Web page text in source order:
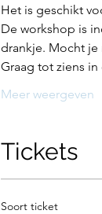
Het is geschikt
De workshop is
drankje. Mocht
Graag tot ziens in
Meer weergeven
Tickets
Soort ticket